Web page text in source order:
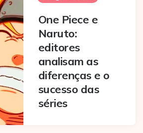
One Piece e
Naruto:
editores
analisam as
diferenças e o
sucesso das
séries